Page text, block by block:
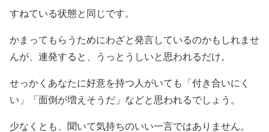
すねている状態と同じです。
かまってもらうためにわざと発言しているのかもしれませ
んが、連発すると、うっとうしいと思われるだけ。
せっかくあなたに好意を持つ人がいても「付き合いにく
い」「面倒が増えそうだ」などと思われるでしょう。
少なくとも、聞いて気持ちのいい一言ではありません。